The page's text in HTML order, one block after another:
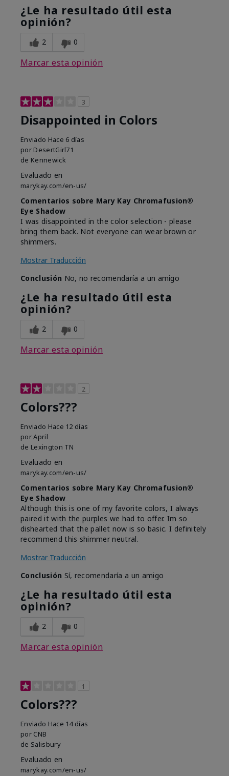
¿Le ha resultado útil esta
opinión?
2 0
Marcar esta opinión
3
Disappointed in Colors
Enviado Hace 6 días
por DesertGirl71
de Kennewick
Evaluado en
marykay.com/en-us/
Comentarios sobre Mary Kay Chromafusion®
Eye Shadow
I was disappointed in the color selection - please
bring them back. Not everyone can wear brown or
shimmers.
Mostrar Traducción
Conclusión No, no recomendaría a un amigo
¿Le ha resultado útil esta
opinión?
2 0
Marcar esta opinión
2
Colors???
Enviado Hace 12 días
porApril
de Lexington TN
Evaluado en
marykay.com/en-us/
Comentarios sobre Mary Kay Chromafusion®
Eye Shadow
Although this is one of my favorite colors, I always
paired it with the purples we had to offer. Im so
dishearted that the pallet now is so basic. I definitely
recommend this shimmer neutral.
Mostrar Traducción
Conclusión Sí, recomendaría a un amigo
¿Le ha resultado útil esta
opinión?
2 0
Marcar esta opinión
1
Colors???
Enviado Hace 14 días
por CNB
de Salisbury
Evaluado en
marykay.com/en-us/